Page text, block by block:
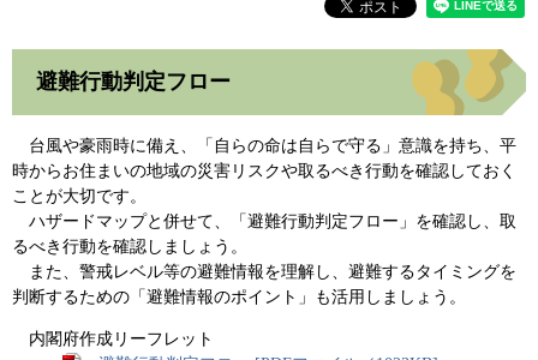
避難行動判定フロー
台風や豪雨時に備え、「自らの命は自らで守る」意識を持ち、平
時からお住まいの地域の災害リスクや取るべき行動を確認しておく
ことが大切です。
ハザードマップと併せて、「避難行動判定フロー」を確認し、取
るべき行動を確認しましょう。
また、警戒レベル等の避難情報を理解し、避難するタイミングを
判断するための「避難情報のポイント」も活用しましょう。
内閣府作成リーフレット